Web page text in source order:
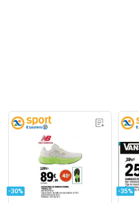
-30% -35%